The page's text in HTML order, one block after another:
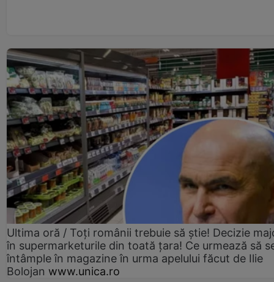
Ultima oră / Toți românii trebuie să știe! Decizie
în supermarketurile din toată țara! Ce urmează să
întâmple în magazine în urma apelului făcut de Ilie
Bolojan www.unica.ro